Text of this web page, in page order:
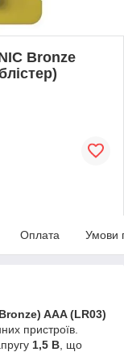
Bronze
Оплата Умови
AAA (LR03)
пристроїв.
1,5 В , що